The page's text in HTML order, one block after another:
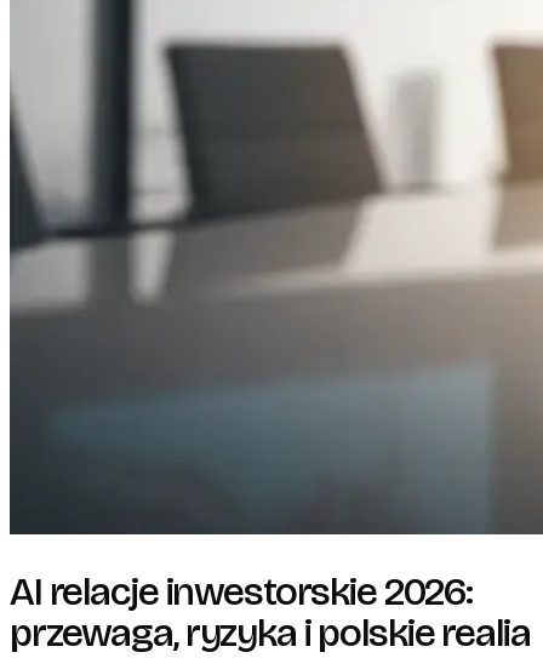
AI relacje inwestorskie 2026:
przewaga, ryzyka i polskie realia